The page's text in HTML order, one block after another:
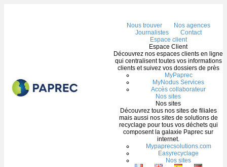
Nous trouver
Nos agences
Journalistes
Contact
Espace client
Espace Client
Découvrez nos espaces clients en ligne
qui centralisent toutes vos informations
clients et suivez vos dossiers de près
MyPaprec
MyNodus Services
Accès collaborateur
Nos sites
Nos sites
Découvrez tous nos sites de filiales
mais aussi nos sites de solutions de
recyclage pour tous vos déchets qui
composent la galaxie Paprec sur
internet.
Mypaprecsolutions.com
Easyrecyclage
Nos sites